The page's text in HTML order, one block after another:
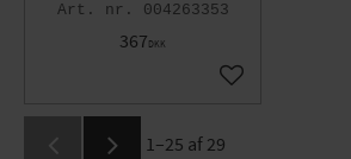
004263353
367DKK
Gem som favorit
1–25 af 29